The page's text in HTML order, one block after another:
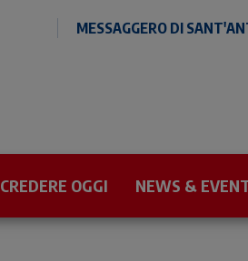
MESSAGGERO DI
CREDERE OGGI NEWS &